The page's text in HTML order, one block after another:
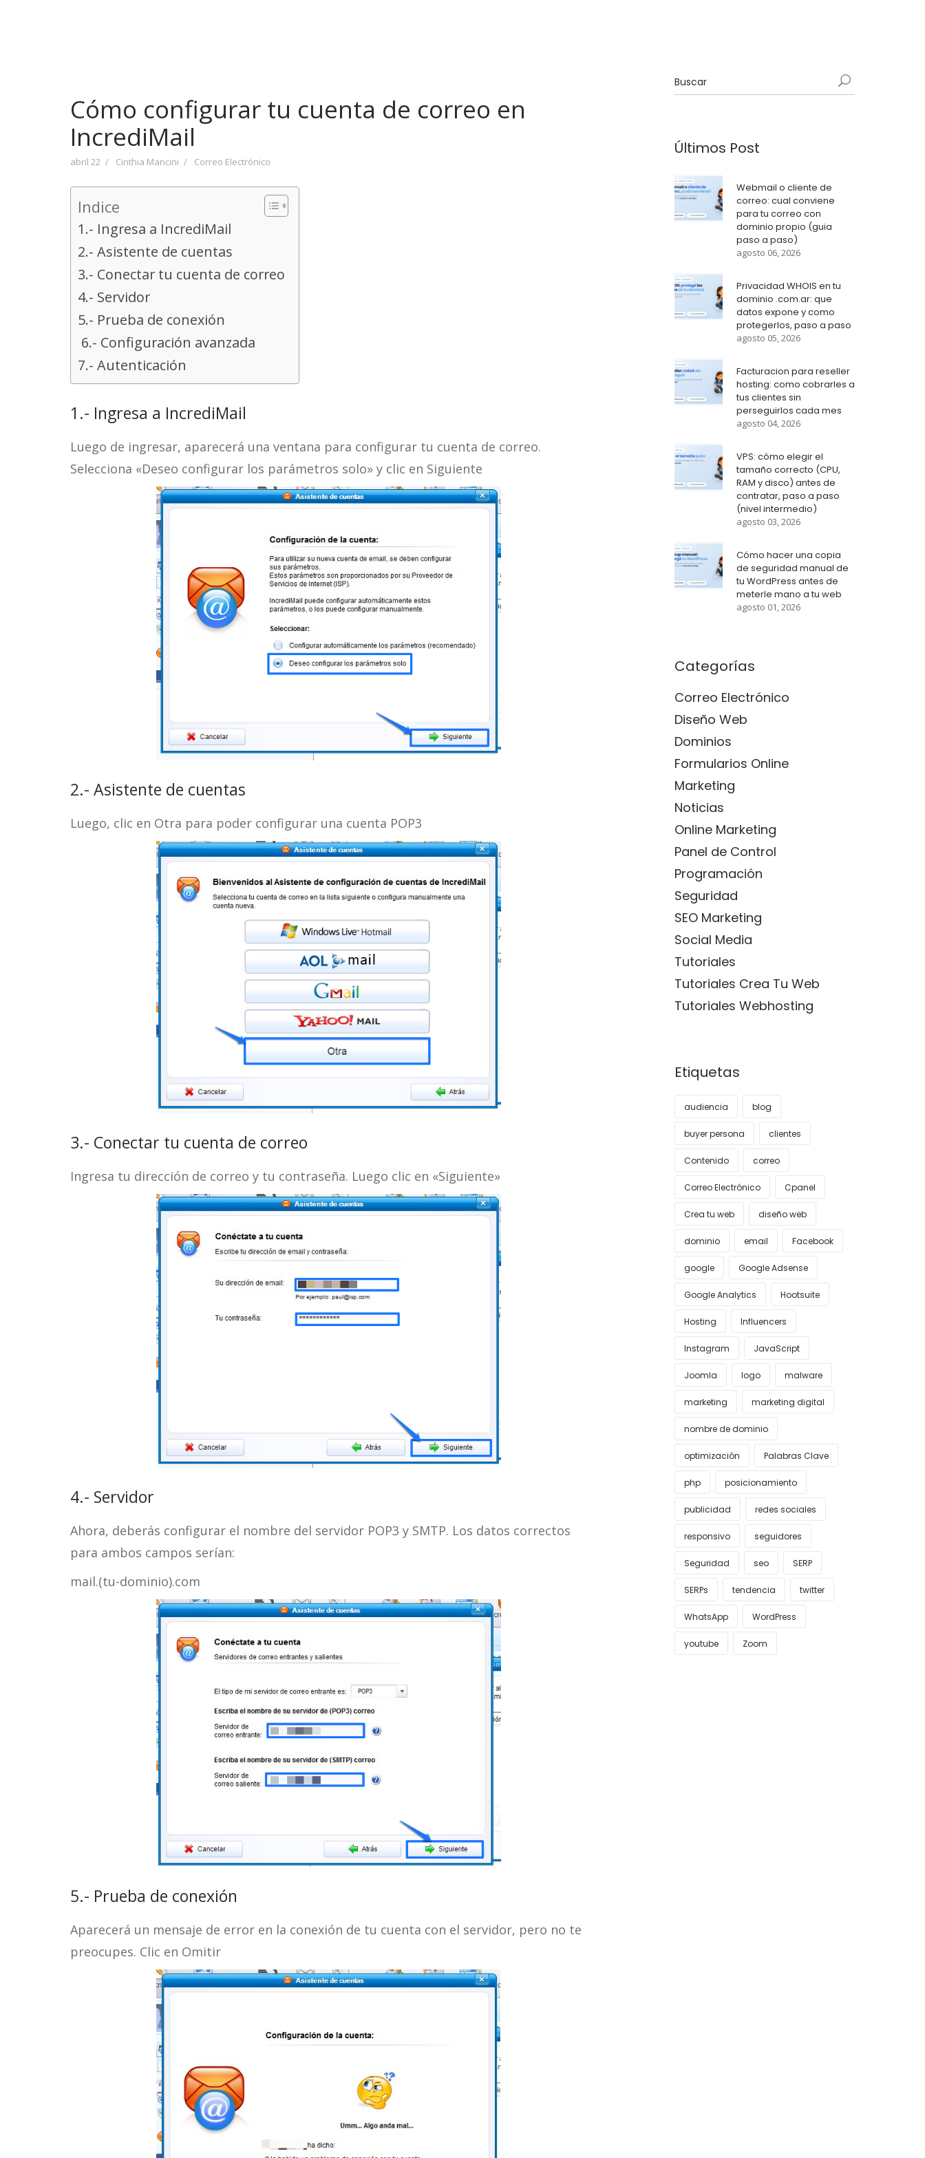
Cómo configurar tu cuenta de correo en
IncrediMail
abril 22 Cinthia Mancini Correo Electrónico
Indice
1.- Ingresa a IncrediMail
2.- Asistente de cuentas
3.- Conectar tu cuenta de correo
4.- Servidor
5.- Prueba de conexión
6.- Configuración avanzada
7.- Autenticación
1.- Ingresa a IncrediMail
Luego de ingresar, aparecerá una ventana para configurar tu cuenta de correo.
Selecciona «Deseo configurar los parámetros solo» y clic en Siguiente
2.- Asistente de cuentas
Luego, clic en Otra para poder configurar una cuenta POP3
3.- Conectar tu cuenta de correo
Ingresa tu dirección de correo y tu contraseña. Luego clic en «Siguiente»
4.- Servidor
Ahora, deberás configurar el nombre del servidor POP3 y SMTP. Los datos correctos
para ambos campos serían:
mail.(tu-dominio).com
5.- Prueba de conexión
Aparecerá un mensaje de error en la conexión de tu cuenta con el servidor, pero no te
preocupes. Clic en Omitir
Últimos Post
Webmail o cliente de
correo: cual conviene
para tu correo con
dominio propio (guia
paso a paso)
agosto 06, 2026
Privacidad WHOIS en tu
dominio .com.ar: que
datos expone y como
protegerlos, paso a paso
agosto 05, 2026
Facturacion para reseller
hosting: como cobrarles a
tus clientes sin
perseguirlos cada mes
agosto 04, 2026
VPS: cómo elegir el
tamaño correcto (CPU,
RAM y disco) antes de
contratar, paso a paso
(nivel intermedio)
agosto 03, 2026
Cómo hacer una copia
de seguridad manual de
tu WordPress antes de
meterle mano a tu web
agosto 01, 2026
Categorías
Correo Electrónico
Diseño Web
Dominios
Formularios Online
Marketing
Noticias
Online Marketing
Panel de Control
Programación
Seguridad
SEO Marketing
Social Media
Tutoriales
Tutoriales Crea Tu Web
Tutoriales Webhosting
Etiquetas
audiencia blog
buyer persona clientes
Contenido correo
Correo Electrónico Cpanel
Crea tu web diseño web
dominio email Facebook
google Google Adsense
Google Analytics Hootsuite
Hosting Influencers
Instagram JavaScript
Joomla logo malware
marketing marketing digital
nombre de dominio
optimización Palabras Clave
php posicionamiento
publicidad redes sociales
responsivo seguidores
Seguridad seo SERP
SERPs tendencia twitter
WhatsApp WordPress
youtube Zoom